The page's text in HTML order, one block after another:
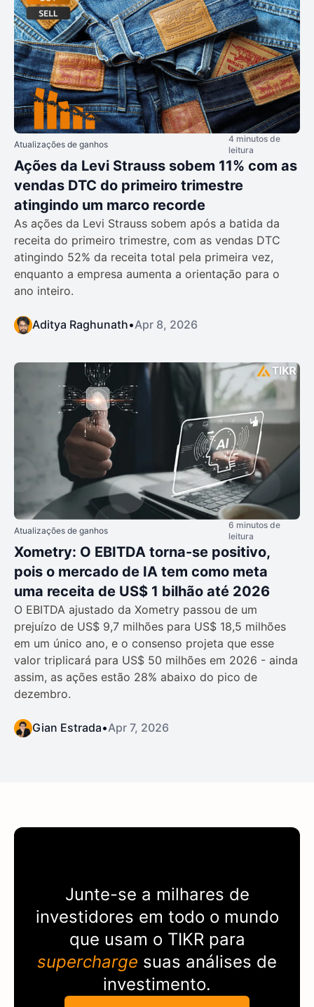
Atualizações de ganhos
4 minutos de
leitura
Ações da Levi Strauss sobem 11% com as
vendas DTC do primeiro trimestre
atingindo um marco recorde
As ações da Levi Strauss sobem após a batida da
receita do primeiro trimestre, com as vendas DTC
atingindo 52% da receita total pela primeira vez,
enquanto a empresa aumenta a orientação para o
ano inteiro.
Aditya Raghunath•Apr 8, 2026
Atualizações de ganhos
6 minutos de
leitura
Xometry: O EBITDA torna-se positivo,
pois o mercado de IA tem como meta
uma receita de US$ 1 bilhão até 2026
O EBITDA ajustado da Xometry passou de um
prejuízo de US$ 9,7 milhões para US$ 18,5 milhões
em um único ano, e o consenso projeta que esse
valor triplicará para US$ 50 milhões em 2026 - ainda
assim, as ações estão 28% abaixo do pico de
dezembro.
Gian Estrada•Apr 7, 2026
Junte-se a milhares de
investidores em todo o mundo
que usam o TIKRpara
supercharge suas análises de
investimento.